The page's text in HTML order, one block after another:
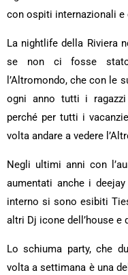
con ospiti internazionali
La nightlife della Riviera
se non ci fosse
l’Altromondo, che con le
ogni anno tutti i
perché per tutti i
volta andare a vedere
Negli ultimi anni con
aumentati anche i
interno si sono esibiti
altri Dj icone dell’house
Lo schiuma party, che
volta a settimana è una